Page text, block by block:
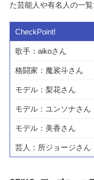
た芸能人や有名人の一覧
歌手：aikoさん
格闘家：魔裟斗さん
モデル：梨花さん
モデル：ユンソナさん
モデル：美香さん
芸人：所ジョージさん